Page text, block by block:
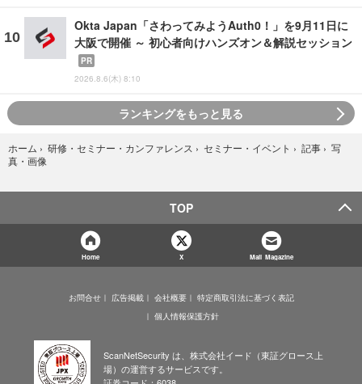
Okta Japan「さわってみようAuth0！」を9月11日に
大阪で開催 ～ 初心者向けハンズオン＆解説セッション
PR
2026.8.6(木) 8:10
ランキングをもっと見る
ホーム › 研修・セミナー・カンファレンス › セミナー・イベント › 記事 › 写
真・画像
TOP
Home X Mail Magazine
お問合せ 広告掲載 会社概要
特定商取引法に基づく表記
個人情報保護方針
ScanNetSecurity は、株式会社イード（東証グロース上
場）の運営するサービスです。